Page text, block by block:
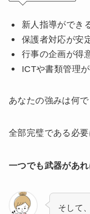
新人指導ができ
保護者対応が安
行事の企画が得
ICTや書類管理
あなたの強みは何で
全部完璧である必要
一つでも武器があれ
そして